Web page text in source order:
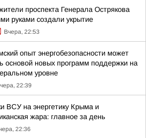
проспекта Генерала Острякова
руками создали укрытие
Вчера, 22:53
опыт энергобезопасности может
основой новых программ поддержки на
уровне
22:39
ВСУ на энергетику Крыма и
жара: главное за день
22:36